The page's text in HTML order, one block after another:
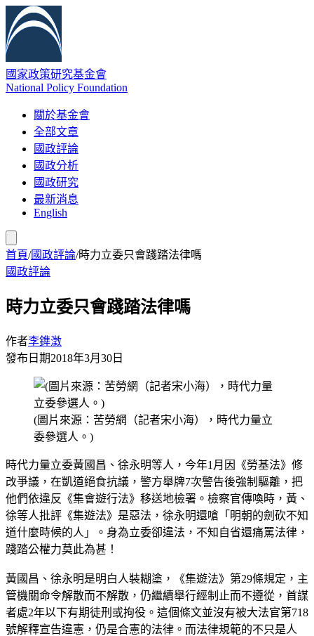
國家政策研究基金會
National Policy Foundation
關於基金會
全部文章
國政評論
國政分析
國政研究
最新消息
English
首頁/國政評論/時力立委只會踐踏法律嗎
國政評論
時力立委只會踐踏法律嗎
作者李鎨澂
發布日期2018年3月30日
(圖片來源：苦勞網（記者宋小海），時代力量立
委參選人。)
時代力量立委黃國昌、徐永明等人，今年1月因《勞基法》修
改爭議，在凱道絕食抗議，警方舉牌7次警告後強制驅離，把
他們依違反《集會遊行法》移送地檢署。檢察官傳喚時，黃、
徐等人批評《集遊法》是惡法，徐永明還嗆「明朝的劍砍不知
道什麼時候的人」。身為立委卻違法，不知自省還痛罵法律，
踐踏公權力莫此為甚！
黃國昌、徐永明是明白人裝糊塗，《集遊法》第29條規定，主
管機關命令解散而不解散，仍繼續舉行經制止而不遵從，首謀
者處2年以下有期徒刑或拘役。這個條文並沒有被大法官第718
號解釋宣告違憲，仍是合憲的法律。而法律規範的不只是人